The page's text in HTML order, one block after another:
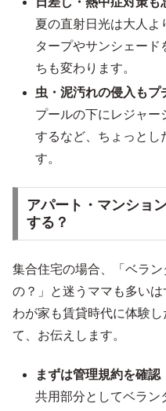
夏の直射日光は大人よ
タープやサンシェー
ちも変わります。
虫・泥汚れの侵入もプ
プールの下にレジャー
するなど、ちょっとし
す。
アパート・マンショ
する？
集合住宅の場合、「ベラ
の？」と迷うママも多いは
わが家も賃貸時代に体験
て、お伝えします。
まずは管理規約を確認
共用部分としてベラン